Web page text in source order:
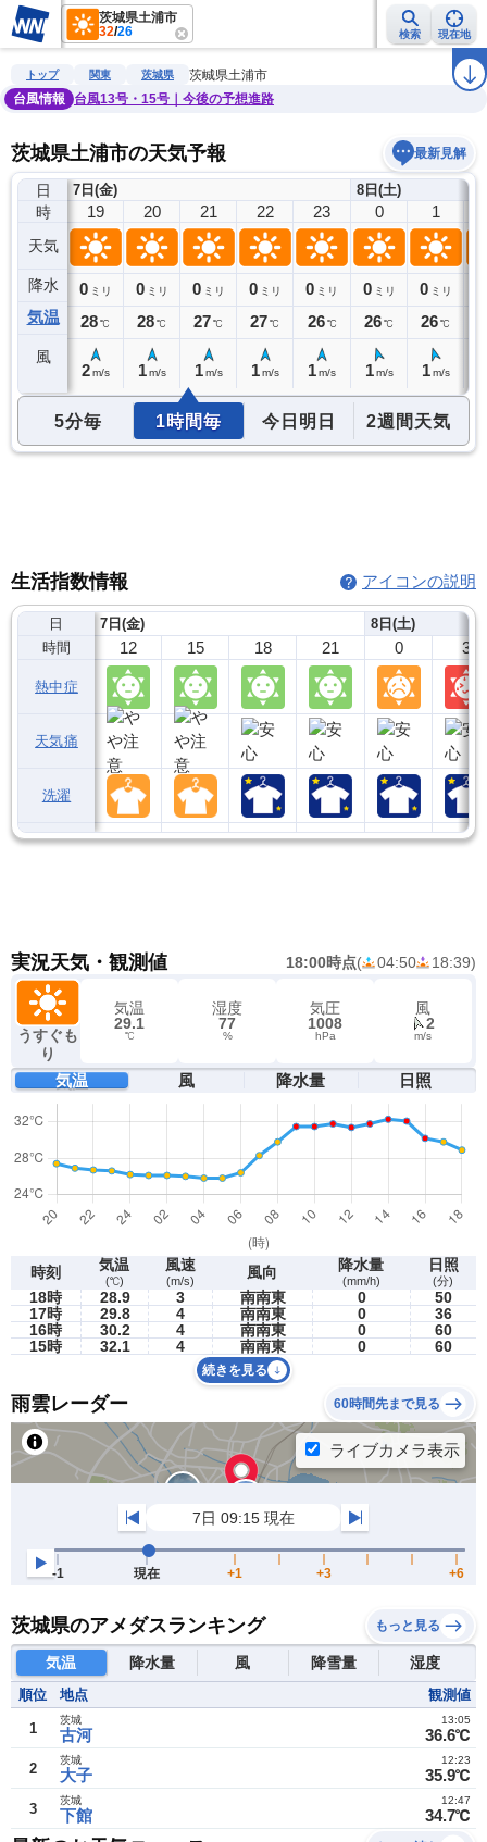
茨城県土浦市
32/26 検索 現在地
雨雲レーダー 台風情報 地震情報 ラ
トップ 関東 茨城県
茨城県土浦市
台風情報
台風13号・15号｜今後の予想進路
茨城県土浦市の天気予報 最新見解
日
時
天気
降水
気温
風
7日(金)
18
0ミリ
29℃
19
0 ミリ
28℃
2 m/s
20
0 ミリ
28℃
1 m/s
21
0 ミリ
27℃
1 m/s
22
0 ミリ
27℃
1 m/s
23
0 ミリ
26 ℃
1m/s
8日(土)
0
0 ミリ
26℃
1 m/s
1
0 ミリ
26℃
1 m/s
5分毎 1時間毎 今日明日 2週間天気
生活指数情報 アイコンの説明
日
時間
熱中症
天気痛
洗濯
7日(金)
12 15 18 21
8日(土)
0 3
実況天気・観測値 18:00時点( 04:50 18:39)
うすぐも
り
気温
29.1
℃
湿度
77
%
気圧
1008
hPa
風
2
m/s
気温 風 降水量 日照
時刻 気温
(℃)
風速
(m/s) 風向 降水量
(mm/h)
日照
(分)
18時 28.9 3 南南東 0
50
17時
29.8 4 南南東 0
36
16時
30.2 4 南南東 0
60
15時
32.1 4 南南東 0 60
続きを見る
雨雲レーダー 60時間先まで見る
茨城県のアメダスランキング もっと見る
気温 降水量 風 降雪量 湿度
順位 地点 観測値
1 古河
茨城
36.6℃
13:05
2 大子
茨城
35.9℃
12:23
3 下館
茨城
34.7℃
12:47